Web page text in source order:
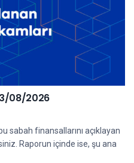
08/2026
sabah finansallarını açıklayan
Raporun içinde ise, şu ana